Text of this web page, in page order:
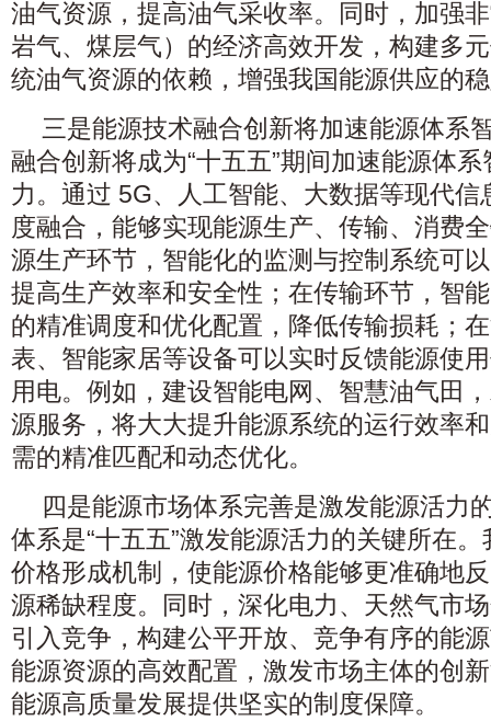
油气资源，提高油气采收率。同时，加强
岩气、煤层气）的经济高效开发，构建多
统油气资源的依赖，增强我国能源供应的
三是能源技术融合创新将加速能源体系
融合创新将成为“十五五”期间加速能源体
力。通过 5G、人工智能、大数据等现代
度融合，能够实现能源生产、传输、消费
源生产环节，智能化的监测与控制系统可
提高生产效率和安全性；在传输环节，智
的精准调度和优化配置，降低传输损耗；
表、智能家居等设备可以实时反馈能源使
用电。例如，建设智能电网、智慧油气田
源服务，将大大提升能源系统的运行效率
需的精准匹配和动态优化。
四是能源市场体系完善是激发能源活力
体系是“十五五”激发能源活力的关键所在
价格形成机制，使能源价格能够更准确地
源稀缺程度。同时，深化电力、天然气市
引入竞争，构建公平开放、竞争有序的能
能源资源的高效配置，激发市场主体的创
能源高质量发展提供坚实的制度保障。